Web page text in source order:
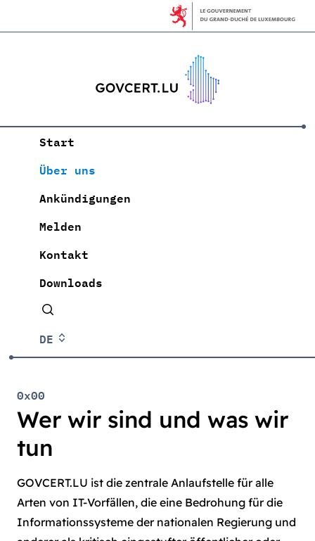
DE
Start
Über uns
Ankündigungen
Melden
Kontakt
Downloads
0x00
Wer wir sind und was wir
tun
GOVCERT.LU ist die zentrale Anlaufstelle für alle
Arten von IT-Vorfällen, die eine Bedrohung für die
Informationssysteme der nationalen Regierung und